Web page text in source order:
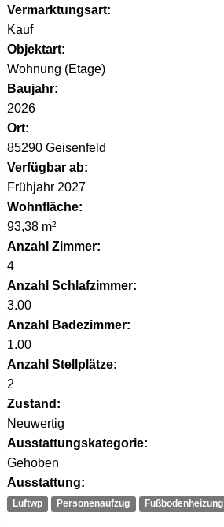
Vermarktungsart:
Kauf
Objektart:
Wohnung (Etage)
Baujahr:
2026
Ort:
85290 Geisenfeld
Verfügbar ab:
Frühjahr 2027
Wohnfläche:
93,38 m²
Anzahl Zimmer:
4
Anzahl Schlafzimmer:
3.00
Anzahl Badezimmer:
1.00
Anzahl Stellplätze:
2
Zustand:
Neuwertig
Ausstattungskategorie:
Gehoben
Ausstattung:
Luftwp Personenaufzug Fußbodenheizung